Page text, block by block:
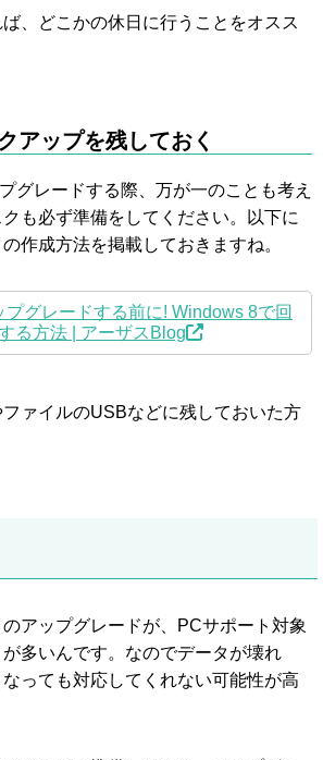
、どこかの休日に行うことをオスス
アップを残しておく
グレードする際、万が一のことも考え
も必ず準備をしてください。以下に
作成方法を掲載しておきますね。
グレードする前に! Windows 8で回
る方法 | アーザスBlog
ァイルのUSBなどに残しておいた方
アップグレードが、PCサポート対象
多いんです。なのでデータが壊れ
っても対応してくれない可能性が高